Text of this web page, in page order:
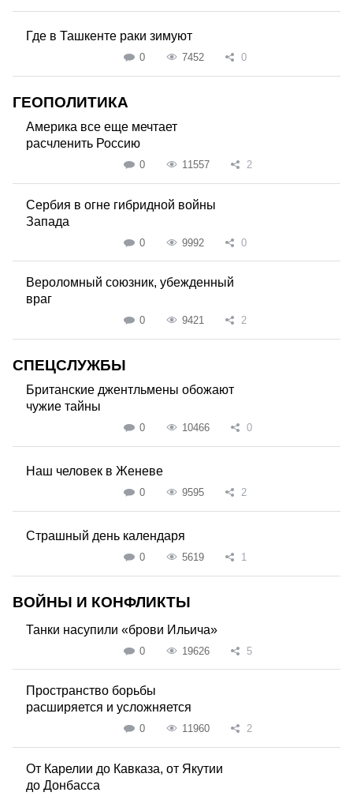
Где в Ташкенте раки зимуют
0 7452 0
ГЕОПОЛИТИКА
Америка все еще мечтает
расчленить Россию
0 11557 2
Сербия в огне гибридной войны
Запада
0 9992 0
Вероломный союзник, убежденный
враг
0 9421 2
СПЕЦСЛУЖБЫ
Британские джентльмены обожают
чужие тайны
0 10466 0
Наш человек в Женеве
0 9595 2
Страшный день календаря
0 5619 1
ВОЙНЫ И КОНФЛИКТЫ
Танки насупили «брови Ильича»
0 19626 5
Пространство борьбы
расширяется и усложняется
0 11960 2
От Карелии до Кавказа, от Якутии
до Донбасса